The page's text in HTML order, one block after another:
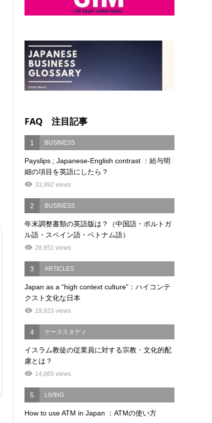
FAQ 注目記事
1 BUSINESS
Payslips ; Japanese-English contrast ：給与明
細の項目を英語にしたら？
33,992 views
2 BUSINESS
年末調整書類の英語版は？（中国語・ポルトガ
ル語・スペイン語・ベトナム語）
28,951 views
3 ARTICLES
Japan as a “high context culture”：ハイコンテ
クスト文化な日本
19,923 views
4 ケーススタディ
イスラム教徒の従業員に対する宗教・文化的配
慮とは？
14,065 views
5 LIVING
How to use ATM in Japan ：ATMの使い方